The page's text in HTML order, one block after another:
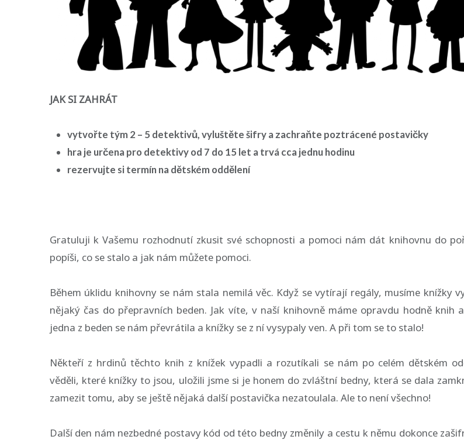
JAK SI ZAHRÁT
vytvořte tým 2 – 5 detektivů, vyluštěte šifry a zachraňte poztrácené postavičky
hra je určena pro detektivy od 7 do 15 let a trvá cca jednu hodinu
rezervujte si termín na dětském oddělení
Gratuluji k Vašemu rozhodnutí zkusit své schopnosti a pomoci nám dát knihovnu do
popíši, co se stalo a jak nám můžete pomoci.
Během úklidu knihovny se nám stala nemilá věc. Když se vytírají regály, musíme knížky
nějaký čas do přepravních beden. Jak víte, v naší knihovně máme opravdu hodně knih
jedna z beden se nám převrátila a knížky se z ní vysypaly ven. A při tom se to stalo!
Někteří z hrdinů těchto knih z knížek vypadli a rozutíkali se nám po celém dětském
věděli, které knížky to jsou, uložili jsme si je honem do zvláštní bedny, která se dala
zamezit tomu, aby se ještě nějaká další postavička nezatoulala. Ale to není všechno!
Další den nám nezbedné postavy kód od této bedny změnily a cestu k němu dokonce